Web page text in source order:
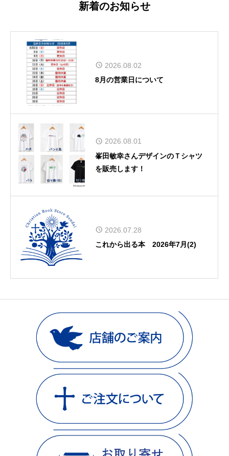
新着のお知らせ
2026.08.02
8月の営業日について
2026.08.01
峯田敏幸さんデザインのＴシャツ
を販売します！
2026.07.28
これから出る本 2026年7月(2)